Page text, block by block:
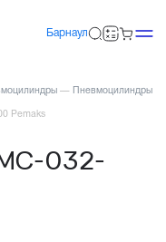
Барнаул
— Пневмоцилиндры
Pemaks
032-